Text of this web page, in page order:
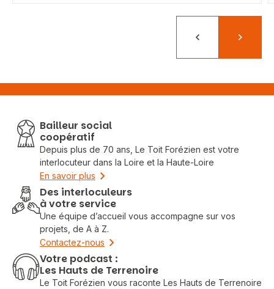
PrécédentSuivant
Bailleur social
coopératif
Depuis plus de 70 ans, Le Toit Forézien est votre
interlocuteur dans la Loire et la Haute-Loire
En savoir plus
Des interloculeurs
à votre service
Une équipe d’accueil vous accompagne sur vos
projets, de A à Z.
Contactez-nous
Votre podcast :
Les Hauts de Terrenoire
Le Toit Forézien vous raconte Les Hauts de Terrenoire